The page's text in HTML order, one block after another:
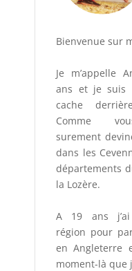
Bienvenue sur
Je m’appelle
ans et je suis
cache
Comme
surement
dans les
départements
la Lozère.
A 19 ans
région pour
en Angleterre
moment-là que